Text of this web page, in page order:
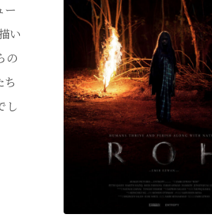
ー
い
の
ち
し